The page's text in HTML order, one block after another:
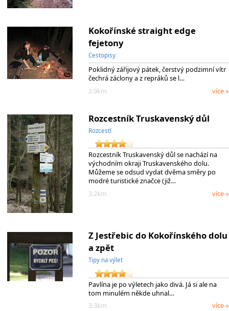
Kokořínské straight edge
fejetony
Cestopisy
Poklidný zářijový pátek, čerstvý podzimní vítr
čechrá záclony a z repráků se l…
2.9km
více »
Rozcestník Truskavenský důl
Rozcestí
Rozcestník Truskavenský důl se nachází na
východním okraji Truskavenského dolu.
Můžeme se odsud vydat dvěma směry po
modré turistické značce (již…
3.2km
více »
Z Jestřebic do Kokořínského dolu
a zpět
Tipy na výlet
Pavlína je po výletech jako divá. Já si ale na
tom minulém někde uhnal…
3.3km
více »